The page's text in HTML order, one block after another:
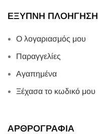
ΕΞΥΠΝΗ ΠΛΟΗΓΗΣΗ
Ο λογαριασμός μου
Παραγγελίες
Αγαπημένα
Ξέχασα το κωδικό μου
ΑΡΘΡΟΓΡΑΦΙΑ